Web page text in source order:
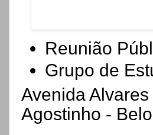
Reunião
Grupo de
Avenida
Agostinho -